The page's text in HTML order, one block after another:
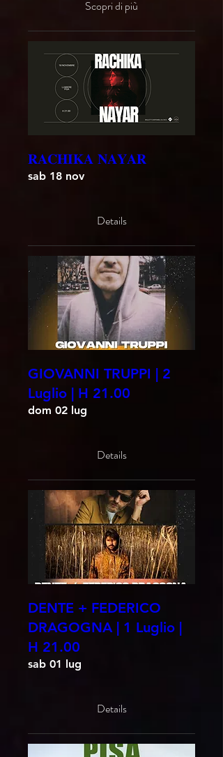
Scopri di più
𝐑𝐀𝐂𝐇𝐈𝐊𝐀 𝐍𝐀𝐘𝐀𝐑
sab 18 nov
Details
GIOVANNI TRUPPI | 2
Luglio | H 21.00
dom 02 lug
Details
DENTE + FEDERICO
DRAGOGNA | 1 Luglio |
H 21.00
sab 01 lug
Details